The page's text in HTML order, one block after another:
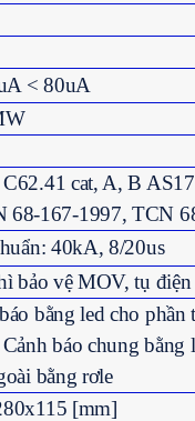
< 80uA
cat, A, B
68-167-1997, TCN
40kA, 8/20us
bảo vệ MOV, tụ điện
bằng led cho
Cảnh báo chung bằng
bằng rơle
[mm]